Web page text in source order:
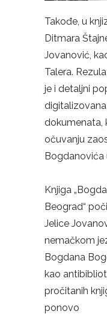
Takođe, u
Ditmara
Jovanović,
Talera.
je i detaljni
dokumenata,
očuvanju
Bogdanovića
Knjiga
Beograd“
Jelice
nemačkom
Bogdana
kao
pročitanih
ponovo